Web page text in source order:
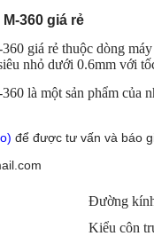
360 giá rẻ
giá rẻ thuộc dòng
nhỏ dưới 0.6mm với
là một sản phẩm của
để được tư vấn và báo
Đường
Kiểu côn